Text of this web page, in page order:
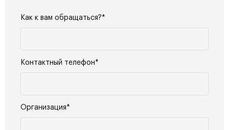
Как к вам обращаться?*
Контактный телефон*
Организация*